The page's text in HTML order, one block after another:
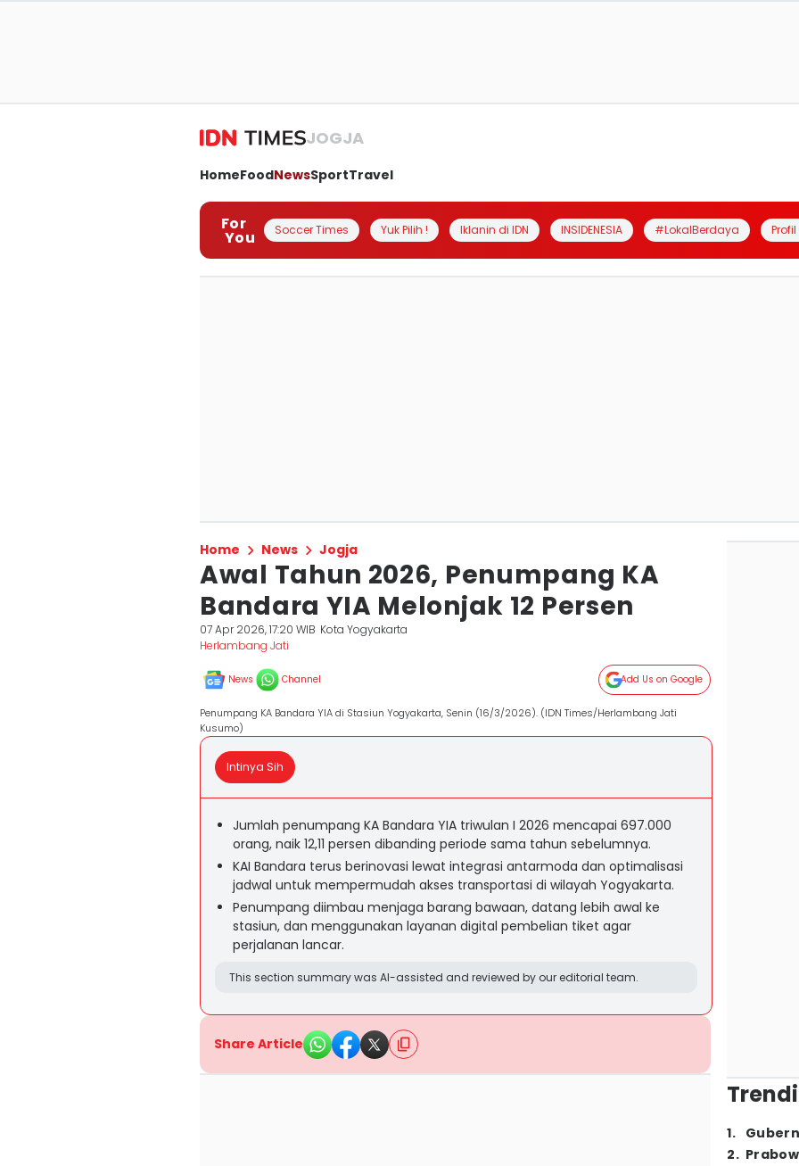
JOGJA
HomeFoodNewsSportTravel
For
You Soccer Times Yuk Pilih ! Iklanin di IDN INSIDENESIA #LokalBerdaya
Home News Jogja
Awal Tahun 2026, Penumpang KA
Bandara YIA Melonjak 12 Persen
07 Apr 2026, 17:20 WIB Kota Yogyakarta
Herlambang Jati
News Channel Add Us on Google
Penumpang KA Bandara YIA di Stasiun Yogyakarta, Senin (16/3/2026). (IDN Times/Herlambang Jati
Kusumo)
Intinya Sih
Jumlah penumpang KA Bandara YIA triwulan I 2026 mencapai 697.000
orang, naik 12,11 persen dibanding periode sama tahun sebelumnya.
KAI Bandara terus berinovasi lewat integrasi antarmoda dan optimalisasi
jadwal untuk mempermudah akses transportasi di wilayah Yogyakarta.
Penumpang diimbau menjaga barang bawaan, datang lebih awal ke
stasiun, dan menggunakan layanan digital pembelian tiket agar
perjalanan lancar.
This section summary was AI-assisted and reviewed by our editorial team.
Share Article
1.
2.